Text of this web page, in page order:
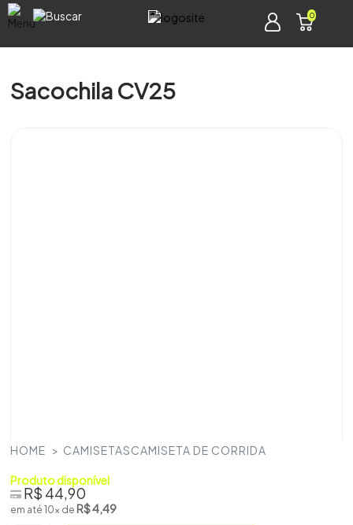
0
Sacochila CV25
HOME CAMISETASCAMISETA DE CORRIDA
Produto disponível
R$ 44,90
em até 10x de R$ 4,49